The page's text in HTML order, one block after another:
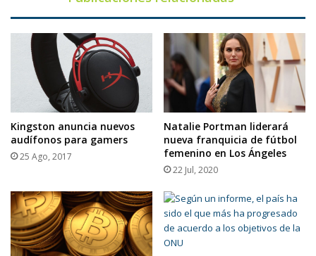
Kingston anuncia nuevos
audífonos para gamers
25 Ago, 2017
Natalie Portman liderará
nueva franquicia de fútbol
femenino en Los Ángeles
22 Jul, 2020